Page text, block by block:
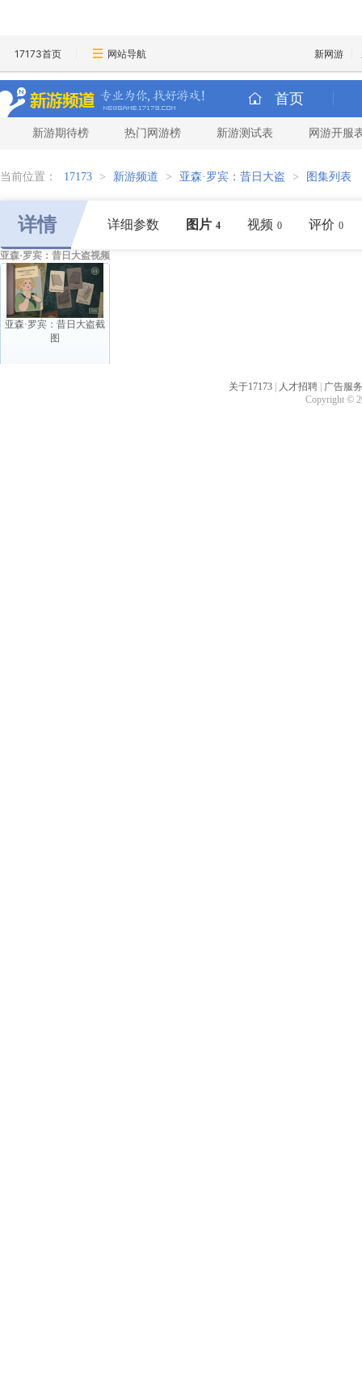
17173首页 网站导航 新网游
首页
新游期待榜 热门网游榜 新游测试表 网游开服
当前位置： 17173 > 新游频道 > 亚森·罗宾：昔日大盗 > 图集列表
详情 详细参数 图片 4 视频 0 评价 0
亚森·罗宾：昔日大盗视频
亚森·罗宾：昔日大盗截
图
关于17173 人才招聘
广告服务
Copyright ©